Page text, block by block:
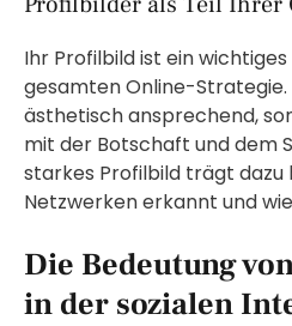
Ihr Profilbild ist ein
gesamten Online-Strategie.
ästhetisch ansprechend,
mit der Botschaft und dem
starkes Profilbild trägt dazu
Netzwerken erkannt und
Die Bedeutung
in der sozialen